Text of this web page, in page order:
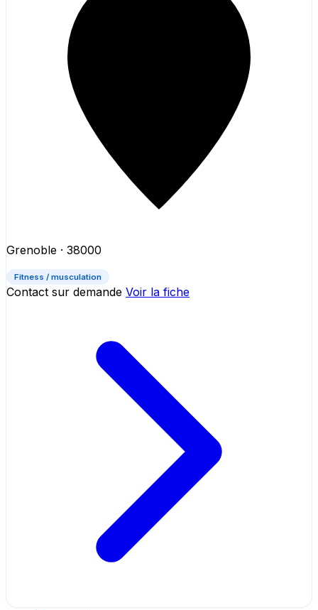
Grenoble · 38000
Fitness / musculation
Contact sur demande Voir la fiche